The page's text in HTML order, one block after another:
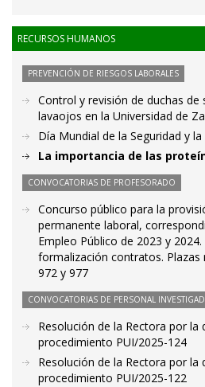
RECURSOS HUMANOS
PREVENCIÓN DE RIESGOS LABORALES
Control y revisión de duchas de
lavaojos en la Universidad de
Día Mundial de la Seguridad y
La importancia de las
CONVOCATORIAS DE PROFESORADO
Concurso público para la
permanente laboral,
Empleo Público de 2023 y
formalización contratos. Plazas
972 y 977
CONVOCATORIAS DE PERSONAL
Resolución de la Rectora por la
procedimiento PUI/2025-124
Resolución de la Rectora por la
procedimiento PUI/2025-122